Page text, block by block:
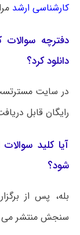
کارشناسی ارشد
دفترچه سوالات
دانلود کرد؟
در سایت
رایگان قابل
آیا کلید
شود؟
بله، پس از
سنجش منتشر